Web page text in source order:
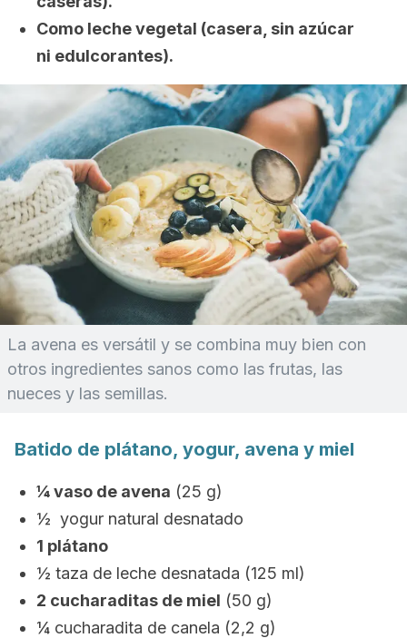
Como leche vegetal (casera, sin azúcar
ni edulcorantes).
La avena es versátil y se combina muy bien con
otros ingredientes sanos como las frutas, las
nueces y las semillas.
Batido de plátano, yogur, avena y miel
¼ vaso de avena (25 g)
½ yogur natural desnatado
1 plátano
½ taza de leche desnatada (125 ml)
2 cucharaditas de miel (50 g)
¼ cucharadita de canela (2,2 g)